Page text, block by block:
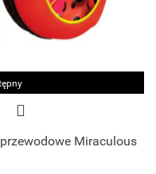
Miraculous